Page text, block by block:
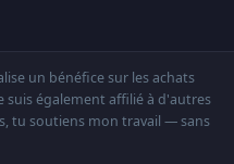
un bénéfice sur les achats
suis également affilié à d'autres
tu soutiens mon travail — sans